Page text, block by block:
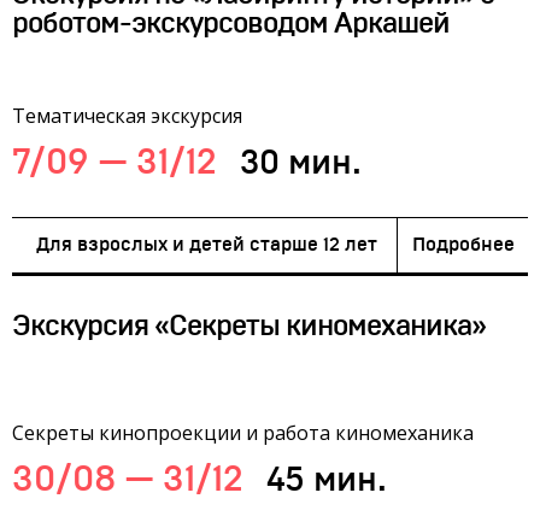
роботом-экскурсоводом Аркашей
Тематическая экскурсия
7/09 — 31/12 30 мин.
Для взрослых и детей старше 12 лет Подробнее
Экскурсия «Секреты киномеханика»
Секреты кинопроекции и работа киномеханика
30/08 — 31/12 45 мин.